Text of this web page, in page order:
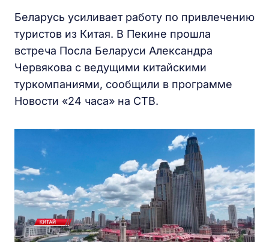
Беларусь усиливает работу по привлечению
туристов из Китая. В Пекине прошла
встреча Посла Беларуси Александра
Червякова с ведущими китайскими
туркомпаниями, сообщили в программе
Новости «24 часа» на СТВ.